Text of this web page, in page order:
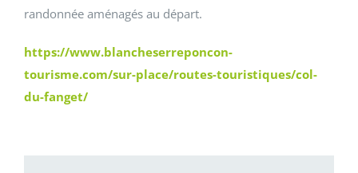
randonnée aménagés au départ.
https://www.blancheserreponcon-
tourisme.com/sur-place/routes-touristiques/col-
du-fanget/